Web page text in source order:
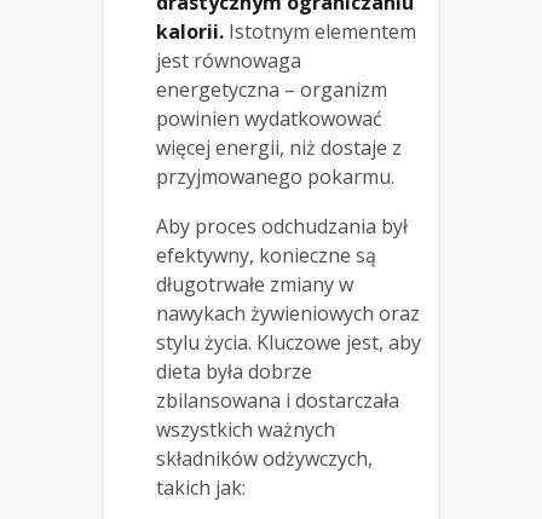
kalorii. Istotnym elementem
jest równowaga
energetyczna – organizm
powinien wydatkowować
więcej energii, niż dostaje z
przyjmowanego pokarmu.
Aby proces odchudzania był
efektywny, konieczne są
długotrwałe zmiany w
nawykach żywieniowych oraz
stylu życia. Kluczowe jest, aby
dieta była dobrze
zbilansowana i dostarczała
wszystkich ważnych
składników odżywczych,
takich jak: